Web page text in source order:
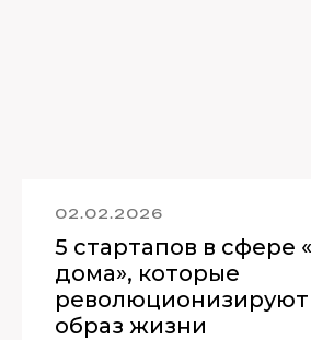
02.02.2026
5 стартапов в сфере
дома», которые
образ жизни